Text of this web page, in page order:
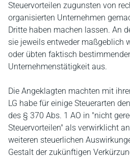
Steuervorteilen zugunsten von
organisierten Unternehmen
Dritte haben machen lassen. An
sie jeweils entweder maßgeblich
oder übten faktisch
Unternehmenstätigkeit aus.
Die Angeklagten machten mit
LG habe für einige Steuerarten
des § 370 Abs. 1 AO in "nicht
Steuervorteilen" als verwirklicht
weiteren steuerlichen
Gestalt der zukünftigen